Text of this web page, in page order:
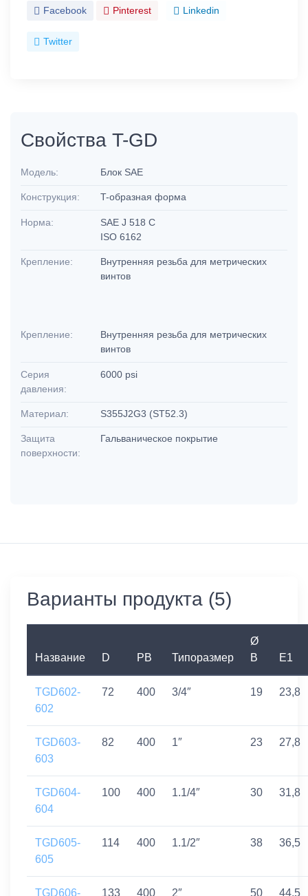
Facebook Pinterest Linkedin
Twitter
Свойства T-GD
Модель: Блок SAE
Конструкция: T-образная форма
Норма:
SAE J 518 C
ISO 6162
Крепление:
Внутренняя резьба для метрических
винтов
Крепление:
Внутренняя резьба для метрических
винтов
Серия
давления:
6000 psi
Материал: S355J2G3 (ST52.3)
Защита
поверхности:
Гальваническое покрытие
Варианты продукта (5)
Название D PB Типоразмер
Ø
B
E1
TGD602-
602
72 400 3/4″ 19 23,8
TGD603-
603
82 400 1″ 23 27,8
TGD604-
604
100 400 1.1/4″ 30 31,8
TGD605-
605
114 400 1.1/2″ 38 36,5
TGD606- 133 400 2″ 50 44,5